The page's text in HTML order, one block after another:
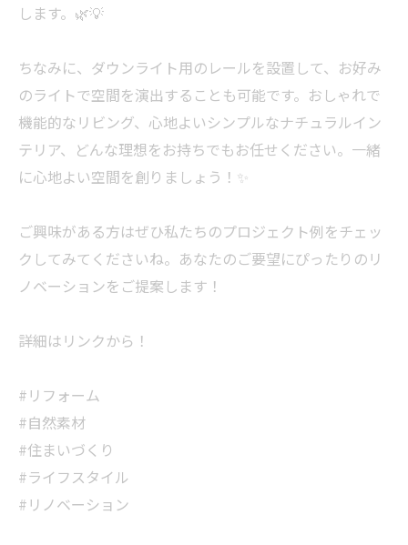
します。🌿💡
ちなみに、ダウンライト用のレールを設置して、お好み
のライトで空間を演出することも可能です。おしゃれで
機能的なリビング、心地よいシンプルなナチュラルイン
テリア、どんな理想をお持ちでもお任せください。一緒
に心地よい空間を創りましょう！✨
ご興味がある方はぜひ私たちのプロジェクト例をチェッ
クしてみてくださいね。あなたのご要望にぴったりのリ
ノベーションをご提案します！
詳細はリンクから！
#リフォーム
#自然素材
#住まいづくり
#ライフスタイル
#リノベーション